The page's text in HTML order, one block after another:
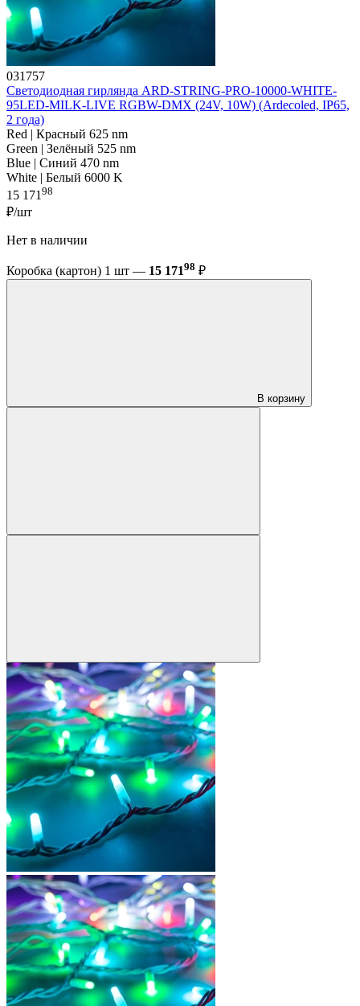
031757
Светодиодная гирлянда ARD-STRING-PRO-10000-WHITE-
95LED-MILK-LIVE RGBW-DMX (24V, 10W) (Ardecoled, IP65,
2 года)
Red | Красный 625 nm
Green | Зелёный 525 nm
Blue | Синий 470 nm
White | Белый 6000 K
15 171 98
₽/шт
Нет в наличии
Коробка (картон) 1 шт — 15 17198 ₽
В корзину